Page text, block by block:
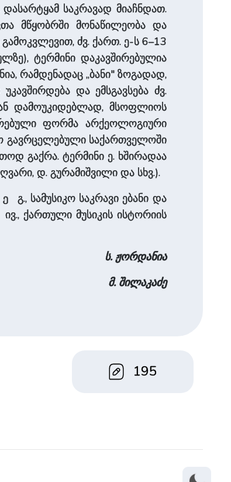
საკრავად მიაჩნდათ.
მწყობრში მონაწილეობა და
ძვ. ქართ. ე-ს 6–13
ტერმინი დაკავშირებულია
რამდენადაც „ბანი" ზოგადად,
და ემსგავსება ძვ.
დამოუკიდებლად, მსოფლიოს
ფორმა არქეოლოგიური
გავრცელებული საქართველოში
გაქრა. ტერმინი ე. ხშირადაა
დ. გურამიშვილი და სხვ.).
გ., სამუსიკო საკრავი ებანი და
ივ., ქართული მუსიკის ისტორიის
ს. ჟორდანია
მ. შილაკაძე
195